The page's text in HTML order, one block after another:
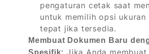
pengaturan cetak saat
untuk memilih opsi
tepat jika tersedia.
Membuat Dokumen Baru
Spesifik: Jika Anda